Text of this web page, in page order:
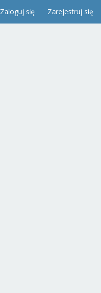
Zaloguj się Zarejestruj się